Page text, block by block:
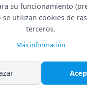
su funcionamiento
se utilizan cookies de
terceros.
Más información